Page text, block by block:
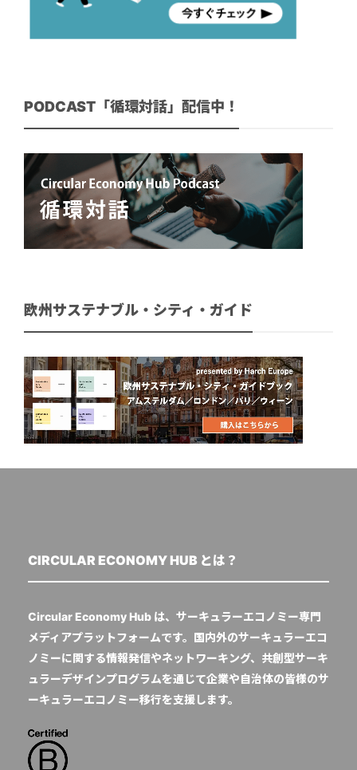
PODCAST「循環対話」配信中！
欧州サステナブル・シティ・ガイド
CIRCULAR ECONOMY HUB とは？
Circular Economy Hub は、サーキュラーエコノミー専門
メディアプラットフォームです。国内外のサーキュラーエコ
ノミーに関する情報発信やネットワーキング、共創型サーキ
ュラーデザインプログラムを通じて企業や自治体の皆様のサ
ーキュラーエコノミー移行を支援します。